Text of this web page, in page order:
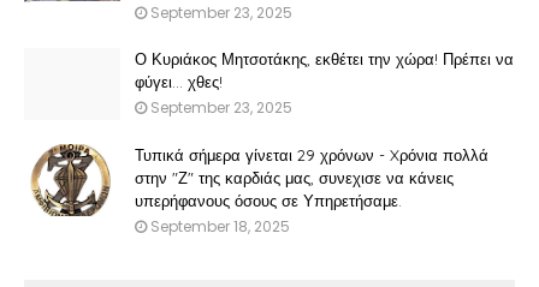
September 23, 2025
Ο Κυριάκος Μητσοτάκης, εκθέτει την χώρα! Πρέπει να
φύγει… χθες!
September 23, 2025
Τυπικά σήμερα γίνεται 29 χρόνων - Xρόνια πολλά
στην "Ζ" της καρδιάς μας, συνεχισε να κάνεις
υπερήφανους όσους σε Υπηρετήσαμε.
September 18, 2025